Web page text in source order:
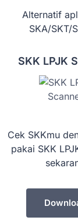
Alternatif
SKA/SKT/
SKK LPJK
Cek SKKmu
pakai SKK